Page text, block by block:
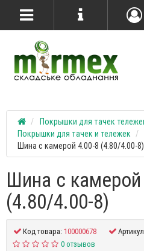
Покрышки для тачек
Покрышки для тачек и тележек
Шина с камерой 4.00-8 (4.80/4.00-8)
Шина с
(4.80/4.00-8)
Код товара:100000678
0 отзывов